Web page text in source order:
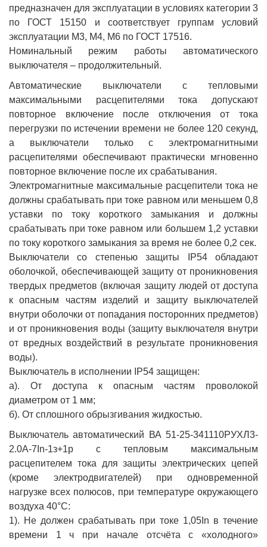
предназначен для эксплуатации в условиях категории 3
по ГОСТ 15150 и соответствует группам условий
эксплуатации М3, М4, М6 по ГОСТ 17516.
Номинальный режим работы автоматического
выключателя – продолжительный.
Автоматические выключатели с тепловыми
максимальными расцепителями тока допускают
повторное включение после отключения от тока
перегрузки по истечении времени не более 120 секунд,
а выключатели только с электромагнитными
расцепителями обеспечивают практически мгновенно
повторное включение после их срабатывания.
Электромагнитные максимальные расцепители тока не
должны срабатывать при токе равном или меньшем 0,8
уставки по току короткого замыкания и должны
срабатывать при токе равном или большем 1,2 уставки
по току короткого замыкания за время не более 0,2 сек.
Выключатели со степенью защиты IP54 обладают
оболочкой, обеспечивающей защиту от проникновения
твердых предметов (включая защиту людей от доступа
к опасным частям изделий и защиту выключателей
внутри оболочки от попадания посторонних предметов)
и от проникновения воды (защиту выключателя внутри
от вредных воздействий в результате проникновения
воды).
Выключатель в исполнении IP54 защищен:
а). От доступа к опасным частям проволокой
диаметром от 1 мм;
б). От сплошного обрызгивания жидкостью.
Выключатель автоматический ВА 51-25-341110РУХЛ3-
2.0А-7In-1з+1р с тепловым максимальным
расцепителем тока для защиты электрических цепей
(кроме электродвигателей) при одновременной
нагрузке всех полюсов, при температуре окружающего
воздуха 40°С:
1). Не должен срабатывать при токе 1,05In в течение
времени 1 ч при начале отсчёта с «холодного»